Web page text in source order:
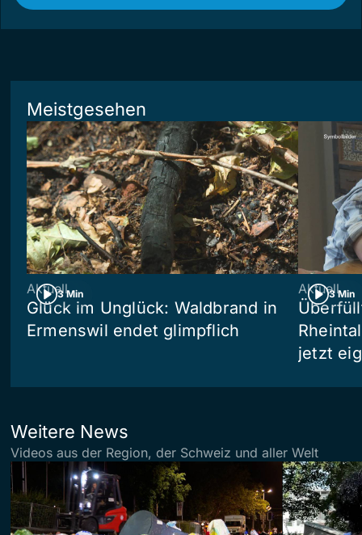
Meistgesehen
3 Min
Aktuell
Glück im Unglück: Waldbrand in
Ermenswil endet glimpflich
3 Min
Aktuell
jetzt
Weitere News
Videos aus der Region, der Schweiz und aller Welt